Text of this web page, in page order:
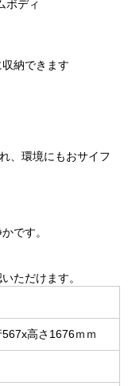
ボディ
納できます
、環境にもおサイフ
です。
ただけます。
高さ1676ｍｍ